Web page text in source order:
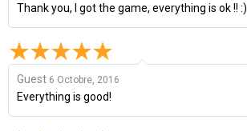
Thank you, I got the game, everything is ok !! :)
Guest 6 Octobre, 2016
Everything is good!